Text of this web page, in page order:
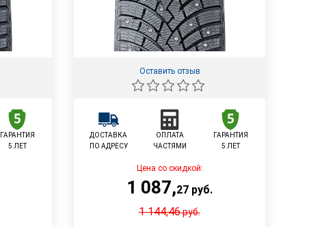
ГАРАНТИЯ
5 ЛЕТ
Оставить отзыв
ДОСТАВКА
ПО АДРЕСУ
ОПЛАТА
ЧАСТЯМИ
ГАРАНТИЯ
5 ЛЕТ
Цена со скидкой:
1 087,27 руб.
1 144,46руб.